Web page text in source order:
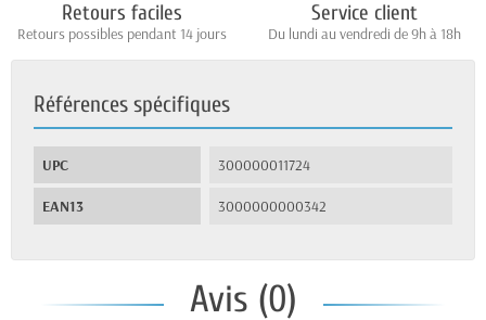
Retours faciles
Retours possibles pendant 14 jours
Service client
Du lundi au vendredi de 9h à 18h
Références spécifiques
UPC 300000011724
EAN13 3000000000342
Avis (0)